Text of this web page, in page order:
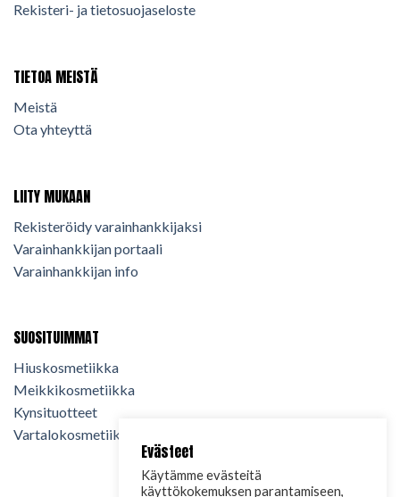
Rekisteri- ja tietosuojaseloste
TIETOA MEISTÄ
Meistä
Ota yhteyttä
LIITY MUKAAN
Rekisteröidy varainhankkijaksi
Varainhankkijan portaali
Varainhankkijan info
SUOSITUIMMAT
Hiuskosmetiikka
Meikkikosmetiikka
Kynsituotteet
Vartalokosmetiikka
Evästeet
Käytämme evästeitä
käyttökokemuksen parantamiseen,